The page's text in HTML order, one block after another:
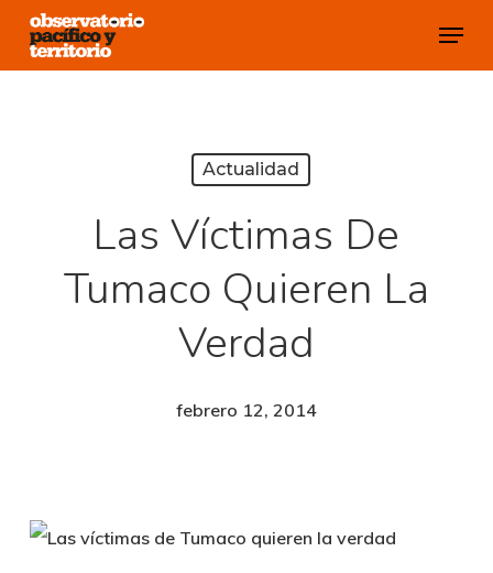
Skip
Menu
Actualidad
Las Víctimas De
Tumaco Quieren La
Verdad
febrero 12, 2014
Close